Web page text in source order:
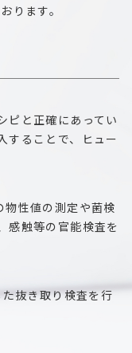
ります。
ピと正確にあってい
することで、ヒュー
性値の測定や菌検
感触等の官能検査を
抜き取り検査を行